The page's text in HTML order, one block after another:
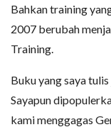
Bahkan training
2007 berubah
Training.
Buku yang saya
Sayapun
kami menggagas